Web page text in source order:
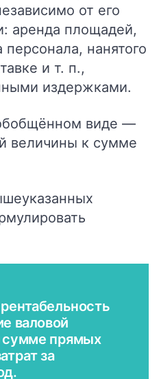
от его
аренда площадей,
персонала, нанятого
и т. п.,
издержками.
виде —
величины к сумме
валовой
прямых
за